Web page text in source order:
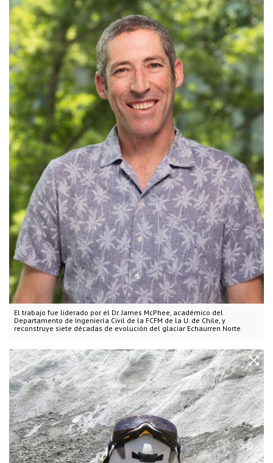
El trabajo fue liderado por el Dr. James McPhee, académico del
Departamento de Ingeniería Civil de la FCFM de la U. de Chile, y
reconstruye siete décadas de evolución del glaciar Echaurren Norte.